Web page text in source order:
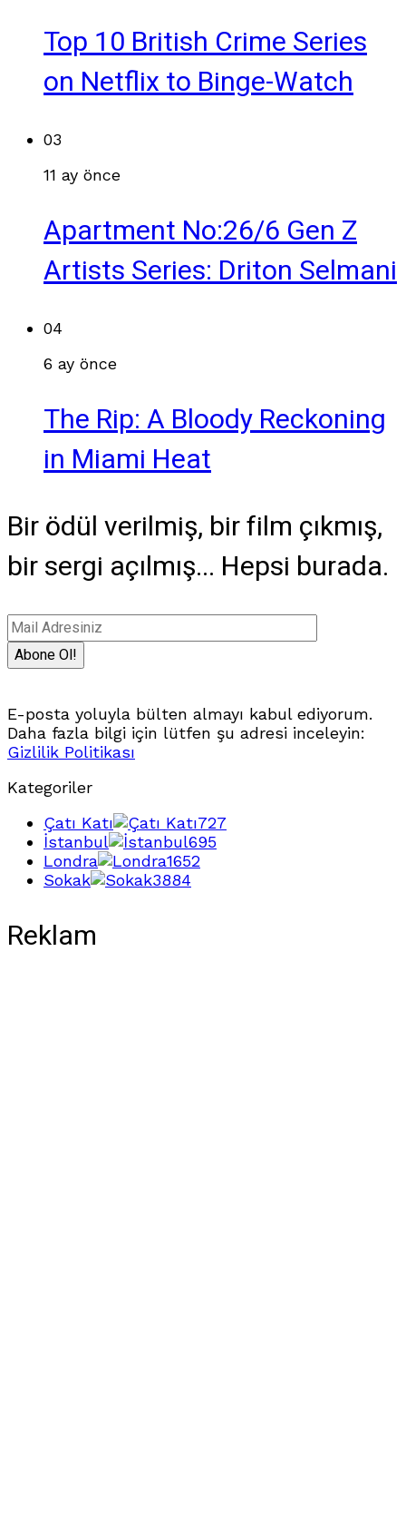
Top 10 British Crime Series
on Netflix to Binge-Watch
03
11 ay önce
Apartment No:26/6 Gen Z
Artists Series: Driton Selmani
04
6 ay önce
The Rip: A Bloody Reckoning
in Miami Heat
Bir ödül verilmiş, bir film çıkmış,
bir sergi açılmış... Hepsi burada.
E-posta yoluyla bülten almayı kabul ediyorum.
Daha fazla bilgi için lütfen şu adresi inceleyin:
Gizlilik Politikası
Kategoriler
Çatı Katı
727
İstanbul
695
Londra
1652
Sokak
3884
Reklam